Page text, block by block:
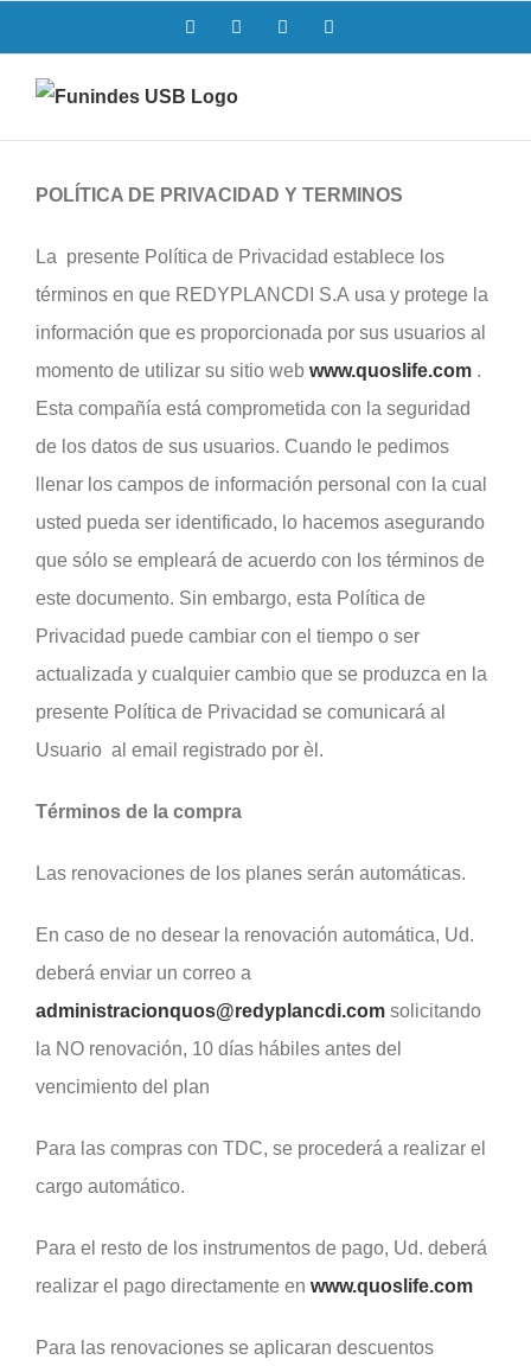
al
contenido
FacebookTwitter Instagram
POLÍTICA DE PRIVACIDAD Y TERMINOS
La presente Política de Privacidad establece los
términos en que REDYPLANCDI S.A usa y protege la
información que es proporcionada por sus usuarios al
momento de utilizar su sitio web www.quoslife.com .
Esta compañía está comprometida con la seguridad
de los datos de sus usuarios. Cuando le pedimos
llenar los campos de información personal con la cual
usted pueda ser identificado, lo hacemos asegurando
que sólo se empleará de acuerdo con los términos de
este documento. Sin embargo, esta Política de
Privacidad puede cambiar con el tiempo o ser
actualizada y cualquier cambio que se produzca en la
presente Política de Privacidad se comunicará al
Usuario al email registrado por èl.
Términos de la compra
Las renovaciones de los planes serán automáticas.
En caso de no desear la renovación automática, Ud.
deberá enviar un correo a
administracionquos@redyplancdi.com solicitando
la NO renovación, 10 días hábiles antes del
vencimiento del plan
Para las compras con TDC, se procederá a realizar el
cargo automático.
Para el resto de los instrumentos de pago, Ud. deberá
realizar el pago directamente en www.quoslife.com
Para las renovaciones se aplicaran descuentos